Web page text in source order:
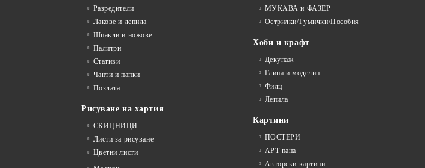
Разредители
Лакове и лепила
Шпакли и ножове
Палитри
Стативи
Чанти и папки
Позлата
Рисуване на хартия
СКИЦНИЦИ
Листи за рисуване
Цветни листи
МУКАВА и ФАЗЕР
Острилки/Гумички/Пособия
Хоби и крафт
Декупаж
Глина и моделин
Филц
Лепила
Картини
ПОСТЕРИ
АРТ пана
Авторски картини